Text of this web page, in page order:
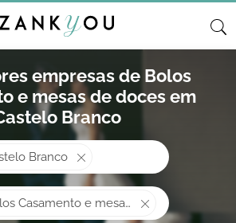
empresas de Bolos
e mesas de doces em
Branco
Branco
O que procura?
Bolos Casamento e mesas de doces